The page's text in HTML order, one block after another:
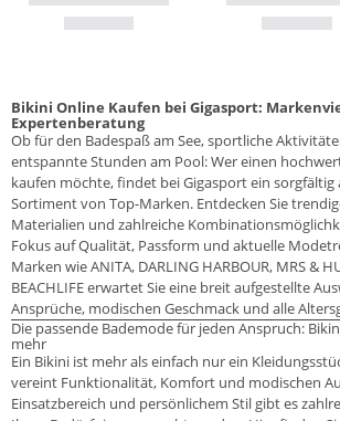
Bikini Online Kaufen bei Gigasport:
Expertenberatung
Ob für den Badespaß am See, sportliche
entspannte Stunden am Pool: Wer einen
kaufen möchte, findet bei Gigasport ein sorgfältig
Sortiment von Top-Marken. Entdecken Sie
Materialien und zahlreiche
Fokus auf Qualität, Passform und aktuelle
Marken wie ANITA, DARLING HARBOUR, MRS &
BEACHLIFE erwartet Sie eine breit aufgestellte
Ansprüche, modischen Geschmack und alle
Die passende Bademode für jeden Anspruch:
mehr
Ein Bikini ist mehr als einfach nur ein
vereint Funktionalität, Komfort und modischen
Einsatzbereich und persönlichem Stil gibt es